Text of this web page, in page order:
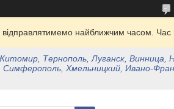
найближчим часом. Час
Тернополь, Луганск, Винница,
Хмельницкий, Ивано-